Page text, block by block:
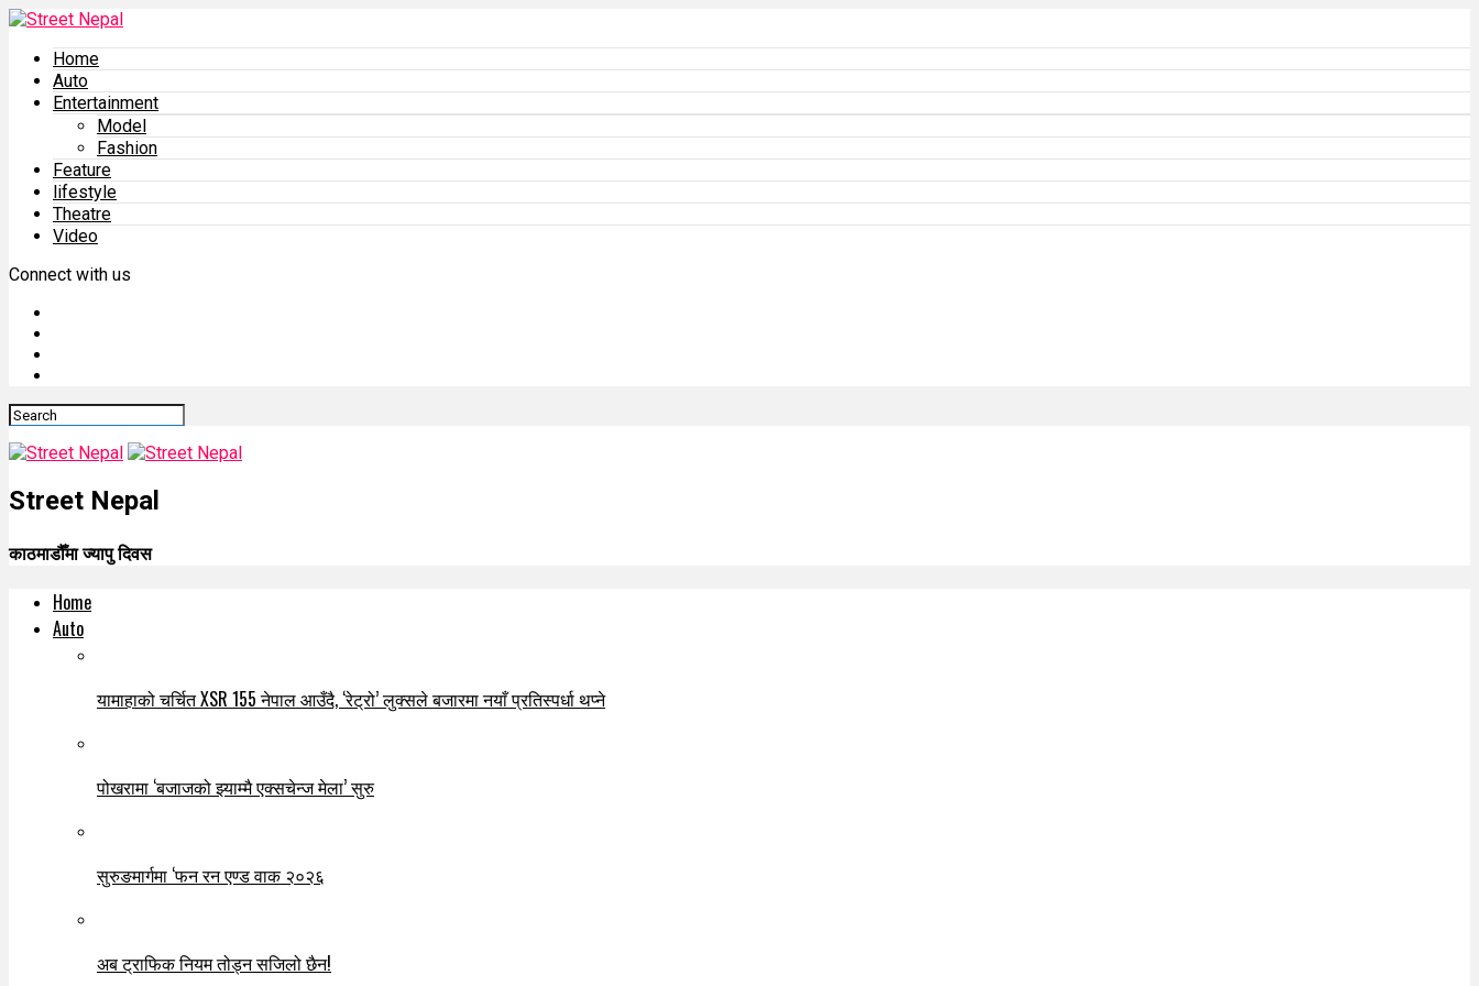
Home
Auto
Entertainment
Model
Fashion
Feature
lifestyle
Theatre
Video
Connect with us
Street Nepal
काठमाडौँमा ज्यापु दिवस
Home
Auto
यामाहाको चर्चित XSR 155 नेपाल आउँदै, ‘रेट्रो’ लुक्सले बजारमा नयाँ प्रतिस्पर्धा थप्ने
पोखरामा ‘बजाजको झ्याम्मै एक्सचेन्ज मेला’ सुरु
सुरुङमार्गमा ‘फन रन एण्ड वाक २०२६
अब ट्राफिक नियम तोड्न सजिलो छैन!